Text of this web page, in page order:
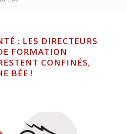
: LES DIRECTEURS
FORMATION
CONFINÉS,
BÉE !